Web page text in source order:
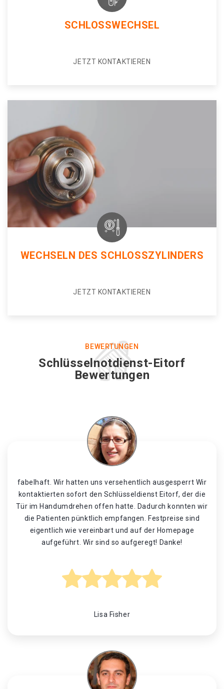
SCHLOSSWECHSEL
JETZT KONTAKTIEREN
WECHSELN DES SCHLOSSZYLINDERS
JETZT KONTAKTIEREN
BEWERTUNGEN
Schlüsselnotdienst-Eitorf
Bewertungen
fabelhaft. Wir hatten uns versehentlich ausgesperrt Wir
kontaktierten sofort den Schlüsseldienst Eitorf, der die
Tür im Handumdrehen offen hatte. Dadurch konnten wir
die Patienten pünktlich empfangen. Festpreise sind
eigentlich wie vereinbart und auf der Homepage
aufgeführt. Wir sind so aufgeregt! Danke!
Lisa Fisher